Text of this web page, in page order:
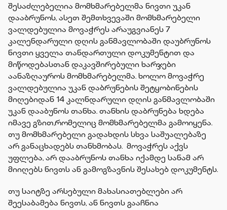
შესაძლებელია მომხმარებელმა ნივთი უკან
დააბრუნოს, ასეთ შემთხვევაში მომხმარებელი
ვალდებულია მოვაჭრეს არაუგვიანეს 7
კალენდარული დღის განმავლობაში დაუბრუნოს
ნივთი ყველა თანდართული დოკუმენტით და
მიწოდებასთან დაკავშირებული ხარჯები
აანაზღაუროს მომხმარებელმა. ხოლო მოვაჭრე
ვალდებულია უკან დაბრუნების შეტყობინების
მიღებიდან 14 კალნდარული დღის განმავლობაში
უკან დააბუნოს თანხა. თანხის დაბრუნება ხდება
იმავე გზით,რომელიც მომხმარებელმა გამოიყენა.
თუ მომხმარებელი გადახდის სხვა საშუალებაზე
არ განაცხადებს თანხმობას. მოვაჭრეს აქვს
უფლება, არ დააბრუნოს თანხა იქამდე სანამ არ
მიიღებს ნივთს ან გამოგზავნის შესახებ დოკუმენტს.
თუ საიტზე არსებული მახასიათებლები არ
შეესაბამება ნივთს, ან ნივთს გააჩნია